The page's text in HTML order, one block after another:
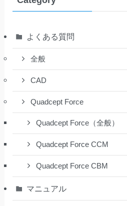
よくある質問
全般
CAD
Quadcept Force
Quadcept Force（全般）
Quadcept Force CCM
Quadcept Force CBM
マニュアル